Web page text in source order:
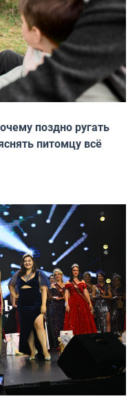
поздно ругать
питомцу всё